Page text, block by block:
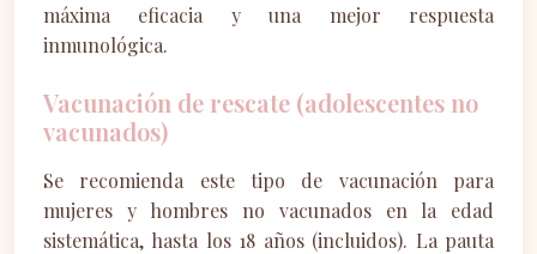
máxima eficacia y una mejor respuesta
inmunológica.
Vacunación de rescate (adolescentes no
vacunados)
Se recomienda este tipo de vacunación para
mujeres y hombres no vacunados en la edad
sistemática, hasta los 18 años (incluidos). La pauta